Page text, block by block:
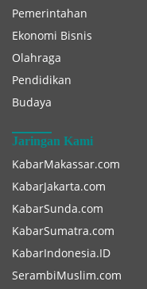
Pemerintahan
Ekonomi Bisnis
Olahraga
Pendidikan
Budaya
Jaringan Kami
KabarMakassar.com
KabarJakarta.com
KabarSunda.com
KabarSumatra.com
KabarIndonesia.ID
SerambiMuslim.com